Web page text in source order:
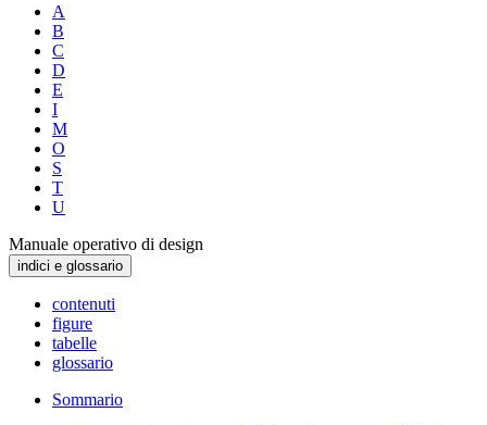
A
B
C
D
E
I
M
O
S
T
U
Manuale operativo di design
indici e glossario
contenuti
figure
tabelle
glossario
Sommario